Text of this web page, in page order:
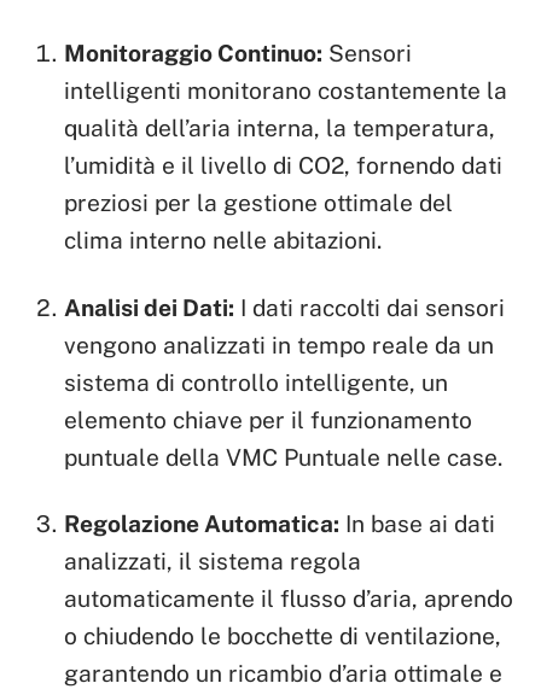
Monitoraggio Continuo: Sensori
intelligenti monitorano costantemente la
qualità dell’aria interna, la temperatura,
l’umidità e il livello di CO2, fornendo dati
preziosi per la gestione ottimale del
clima interno nelle abitazioni.
Analisi dei Dati: I dati raccolti dai sensori
vengono analizzati in tempo reale da un
sistema di controllo intelligente, un
elemento chiave per il funzionamento
puntuale della VMC Puntuale nelle case.
Regolazione Automatica: In base ai dati
analizzati, il sistema regola
automaticamente il flusso d’aria, aprendo
o chiudendo le bocchette di ventilazione,
garantendo un ricambio d’aria ottimale e